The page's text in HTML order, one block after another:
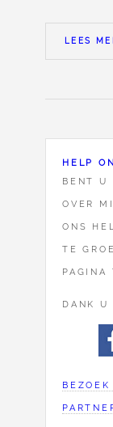
LEES
HELP
BENT U
OVER
ONS
TE
PAGINA
DANK U